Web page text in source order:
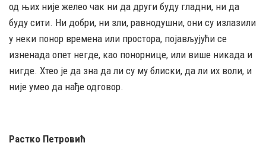
од њих није желео чак ни да други буду гладни, ни да
буду сити. Ни добри, ни зли, равнодушни, они су излазили
у неки понор времена или простора, појављујући се
изненада опет негде, као понорнице, или више никада и
нигде. Хтео је да зна да ли су му блиски, да ли их воли, и
није умео да нађе одговор.
Растко Петровић